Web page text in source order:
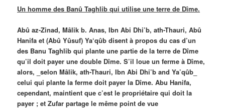
Un homme des Banû Taghlib qui utilise une terre de Dîme.
Abû az-Zinad, Mâlik b. Anas, Ibn Abi Dhi’b, ath-Thauri, Abû
Hanifa et (Abû Yûsuf) Ya‘qûb disent à propos du cas d’un
des Banu Taghlib qui plante une partie de la terre de Dîme
qu’il doit payer une double Dîme. S’il loue un ferme à Dîme,
alors, _selon Mâlik, ath-Thauri, Ibn Abi Dhi’b and Ya’qûb_
celui qui plante la ferme doit payer la Dîme. Abu Hanifa,
cependant, maintient que c’est le propriétaire qui doit la
payer ; et Zufar partage le même point de vue